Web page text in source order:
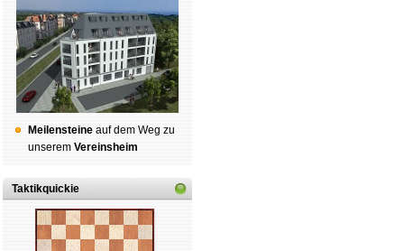
Mei­len­stei­ne auf dem Weg zu
un­se­rem Ver­eins­heim
Taktikquickie